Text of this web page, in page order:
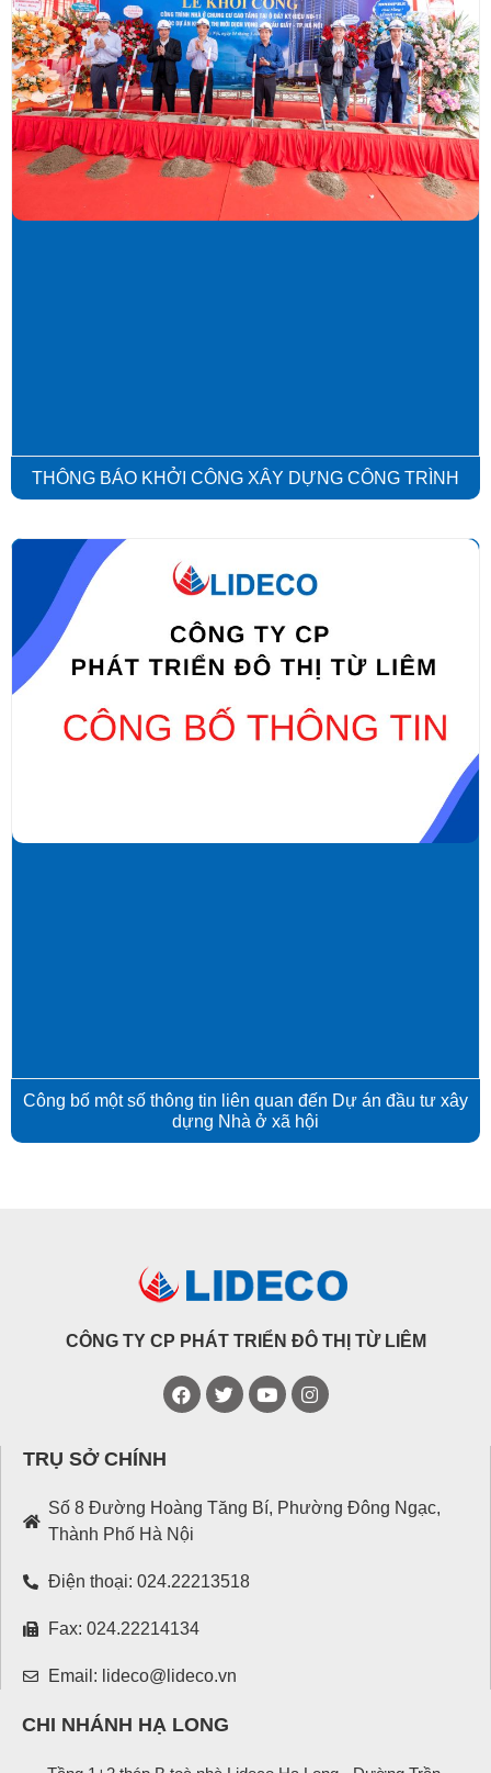
THÔNG BÁO KHỞI CÔNG XÂY DỰNG CÔNG TRÌNH
Công bố một số thông tin liên quan đến Dự án đầu tư xây
dựng Nhà ở xã hội
CÔNG TY CP PHÁT TRIỂN ĐÔ THỊ TỪ LIÊM
TRỤ SỞ CHÍNH
Số 8 Đường Hoàng Tăng Bí, Phường Đông Ngạc,
Thành Phố Hà Nội
Điện thoại: 024.22213518
Fax: 024.22214134
Email: lideco@lideco.vn
CHI NHÁNH HẠ LONG